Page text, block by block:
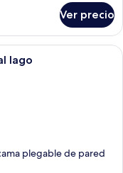
Ver precio
de estar con chimenea de
lago
plegable de pared